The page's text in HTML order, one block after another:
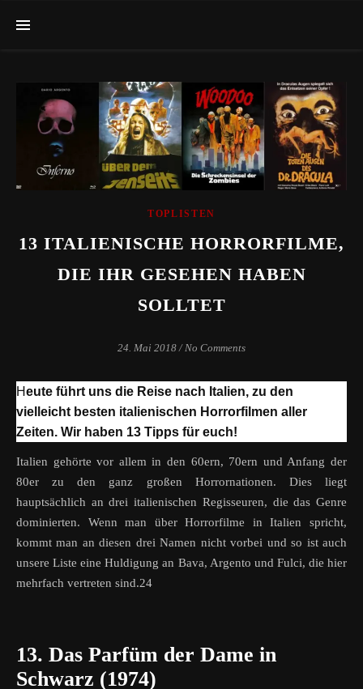
TOPLISTEN
13 ITALIENISCHE HORRORFILME,
DIE IHR GESEHEN HABEN
SOLLTET
24. Mai 2018 / No Comments
Heute führt uns die Reise nach Italien, zu den
vielleicht besten italienischen Horrorfilmen aller
Zeiten. Wir haben 13 Tipps für euch!
Italien gehörte vor allem in den 60ern, 70ern und Anfang der
80er zu den ganz großen Horrornationen. Dies liegt
hauptsächlich an drei italienischen Regisseuren, die das Genre
dominierten. Wenn man über Horrorfilme in Italien spricht,
kommt man an diesen drei Namen nicht vorbei und so ist auch
unsere Liste eine Huldigung an Bava, Argento und Fulci, die hier
mehrfach vertreten sind.24
13. Das Parfüm der Dame in
Schwarz (1974)